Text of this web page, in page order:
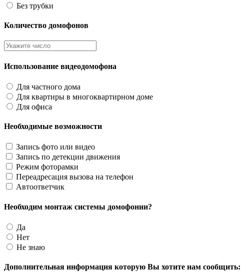
Без трубки
Количество домофонов
Использование видеодомофона
Для частного дома
Для квартиры в многоквартирном доме
Для офиса
Необходимые возможности
Запись фото или видео
Запись по детекции движения
Режим фоторамки
Переадресация вызова на телефон
Автоответчик
Необходим монтаж системы домофонии?
Да
Нет
Не знаю
Дополнительная информация которую Вы хотите нам сообщить: